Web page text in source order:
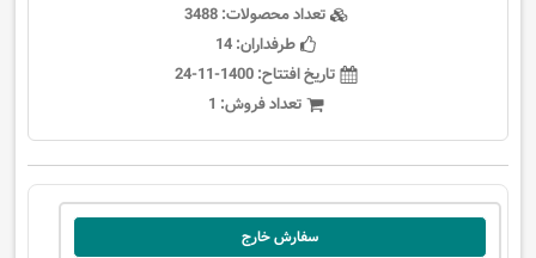
تعداد محصولات:3488
طرفداران:14
تاریخ افتتاح:1400-11-24
تعداد فروش: 1
سفارش خارج